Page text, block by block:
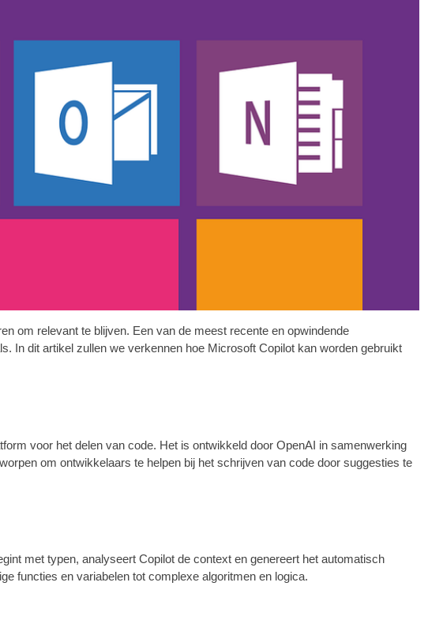
om relevant te blijven. Een van de meest recente en opwindende
In dit artikel zullen we verkennen hoe Microsoft Copilot kan worden gebruikt
voor het delen van code. Het is ontwikkeld door OpenAI in samenwerking
om ontwikkelaars te helpen bij het schrijven van code door suggesties te
met typen, analyseert Copilot de context en genereert het automatisch
functies en variabelen tot complexe algoritmen en logica.